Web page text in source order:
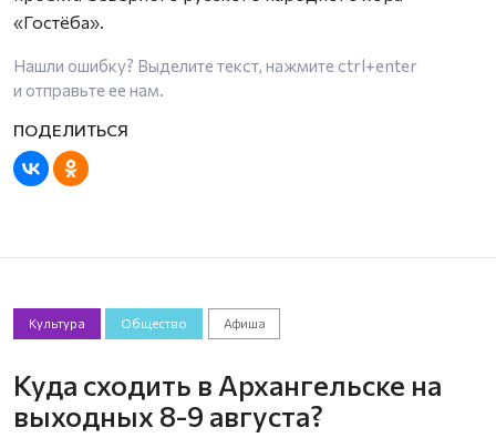
«Гостёба».
Нашли ошибку? Выделите текст, нажмите ctrl+enter
и отправьте ее нам.
Культура Общество Афиша
Куда сходить в Архангельске на
выходных 8-9 августа?